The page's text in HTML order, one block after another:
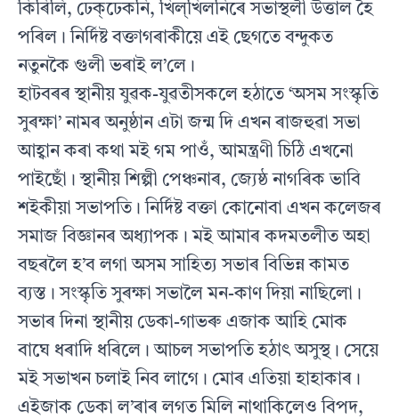
কিৰিলি, ঢেক্‌ঢেকনি, খিল্‌খিলনিৰে সভাস্থলী উত্তাল হৈ
পৰিল। নির্দিষ্ট বক্তাগৰাকীয়ে এই ছেগতে বন্দুকত
নতুনকৈ গুলী ভৰাই ল’লে।
হাটবৰৰ স্থানীয় যুৱক-যুৱতীসকলে হঠাতে ‘অসম সংস্কৃতি
সুৰক্ষা’ নামৰ অনুষ্ঠান এটা জন্ম দি এখন ৰাজহুৱা সভা
আহ্বান কৰা কথা মই গম পাওঁ, আমন্ত্রণী চিঠি এখনো
পাইছোঁ। স্থানীয় শিল্পী পেঞ্চনাৰ, জ্যেষ্ঠ নাগৰিক ভাবি
শইকীয়া সভাপতি। নির্দিষ্ট বক্তা কোনোবা এখন কলেজৰ
সমাজ বিজ্ঞানৰ অধ্যাপক। মই আমাৰ কদমতলীত অহা
বছৰলৈ হ’ব লগা অসম সাহিত্য সভাৰ বিভিন্ন কামত
ব্যস্ত। সংস্কৃতি সুৰক্ষা সভালৈ মন-কাণ দিয়া নাছিলো।
সভাৰ দিনা স্থানীয় ডেকা-গাভৰু এজাক আহি মোক
বাঘে ধৰাদি ধৰিলে। আচল সভাপতি হঠাৎ অসুস্থ। সেয়ে
মই সভাখন চলাই নিব লাগে। মোৰ এতিয়া হাহাকাৰ।
এইজাক ডেকা ল’ৰাৰ লগত মিলি নাথাকিলেও বিপদ,